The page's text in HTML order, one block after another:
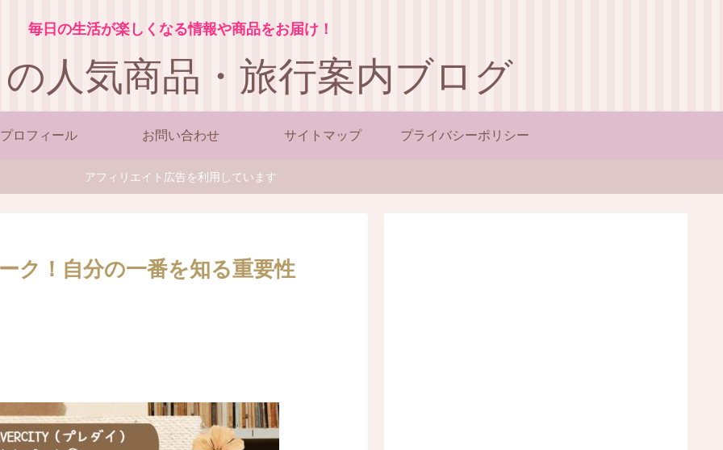
毎日の生活が楽しくなる情報や商品をお届け！
人気商品・旅行案内ブログ
プロフィール お問い合わせ サイトマップ プライバシーポリシー
アフィリエイト広告を利用しています
ク！自分の一番を知る重要性